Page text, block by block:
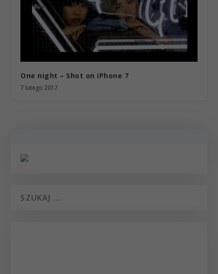
One night – Shot on iPhone 7
7 lutego 2017